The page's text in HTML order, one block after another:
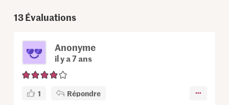
13Évaluations
Anonyme
il y a 7 ans
1 Répondre